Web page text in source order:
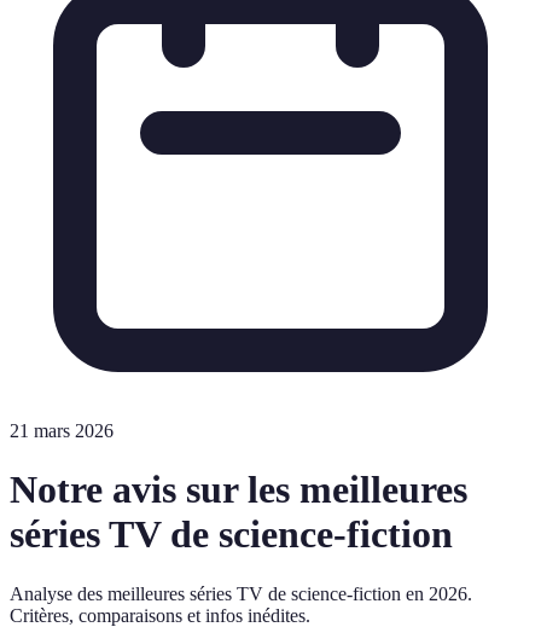
21 mars 2026
Notre avis sur les meilleures
séries TV de science-fiction
Analyse des meilleures séries TV de science-fiction en 2026.
Critères, comparaisons et infos inédites.